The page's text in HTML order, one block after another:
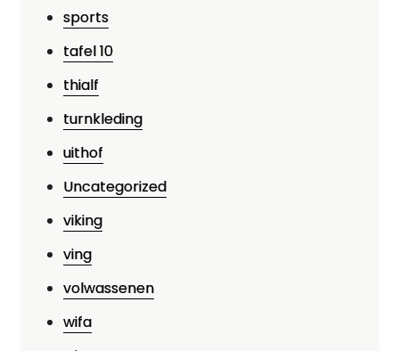
sports
tafel 10
thialf
turnkleding
uithof
Uncategorized
viking
ving
volwassenen
wifa